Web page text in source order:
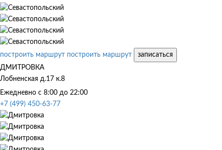
построить маршрут построить маршрут
записаться
ДМИТРОВКА
Лобненская д.17 к.8
Ежедневно с 8:00 до 22:00
+7 (499) 450-63-77